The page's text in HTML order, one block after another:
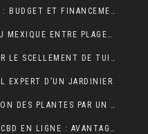
RÉNOVATION DE MAISON TOTALE : BUDGET ET FINANCEMENT
ISLA MUJERES : TRÉSOR CACHÉ DU MEXIQUE ENTRE PLAGES DE RÊVE ET AVENTURES TROPICALES
LES CRITÈRES DE SÉLECTION POUR LE SCELLEMENT DE TUILE DE RIVE
EXPERT D’UN JARDINIER
LES SECRETS DE LA MULTIPLICATION DES PLANTES PAR UN JARDINIER
POURQUOI ACHETER VOS FLEURS CBD EN LIGNE : AVANTAGES, BIENFAITS ET CONSEILS